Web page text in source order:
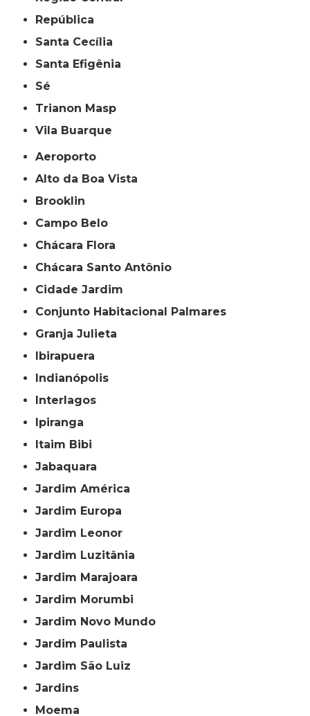
República
Santa Cecília
Santa Efigênia
Sé
Trianon Masp
Vila Buarque
Aeroporto
Alto da Boa Vista
Brooklin
Campo Belo
Chácara Flora
Chácara Santo Antônio
Cidade Jardim
Conjunto Habitacional Palmares
Granja Julieta
Ibirapuera
Indianópolis
Interlagos
Ipiranga
Itaim Bibi
Jabaquara
Jardim América
Jardim Europa
Jardim Leonor
Jardim Luzitânia
Jardim Marajoara
Jardim Morumbi
Jardim Novo Mundo
Jardim Paulista
Jardim São Luiz
Jardins
Moema